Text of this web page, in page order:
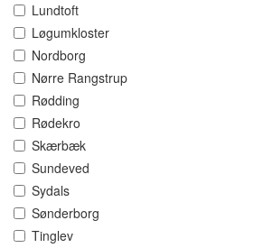
Lundtoft
Løgumkloster
Nordborg
Nørre Rangstrup
Rødding
Rødekro
Skærbæk
Sundeved
Sydals
Sønderborg
Tinglev